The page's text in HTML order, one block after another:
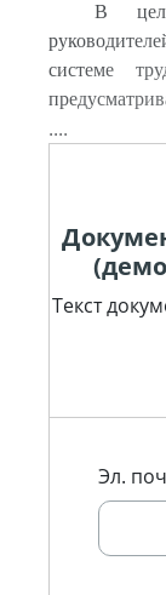
В
системе
....
Текст
Эл.